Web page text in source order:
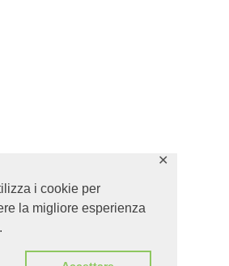
i cookie per
la migliore esperienza
✕